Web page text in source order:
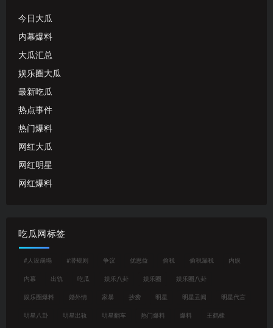
今日大瓜
内幕爆料
大瓜汇总
娱乐圈大瓜
最新吃瓜
热点事件
热门爆料
网红大瓜
网红明星
网红爆料
吃瓜网标签
#人设崩塌 #潜规则 争议 优思益 偷税 偷税漏税 内娱
内幕 出轨 吃瓜 娱乐八卦 娱乐圈 娱乐圈八卦
娱乐圈爆料 婚外情 家暴 抄袭 明星 明星丑闻 明星代言
明星八卦 明星出轨 明星翻车 热门爆料 爆料 王鹤棣